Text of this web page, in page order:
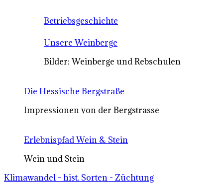
Betriebsgeschichte
Unsere Weinberge
Bilder: Weinberge und Rebschulen
Die Hessische Bergstraße
Impressionen von der Bergstrasse
Erlebnispfad Wein & Stein
Wein und Stein
Klimawandel - hist. Sorten - Züchtung